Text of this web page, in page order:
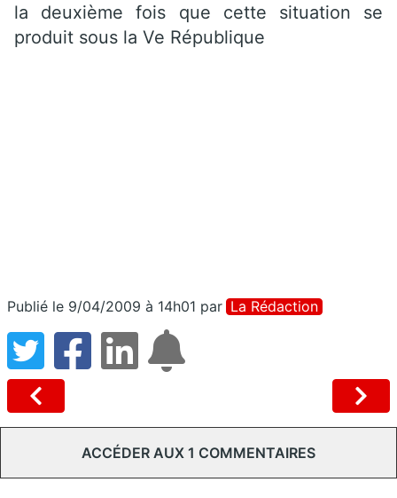
la deuxième fois que cette situation se
produit sous la Ve République
Publié le 9/04/2009 à 14h01 par La Rédaction
ACCÉDER AUX 1 COMMENTAIRES